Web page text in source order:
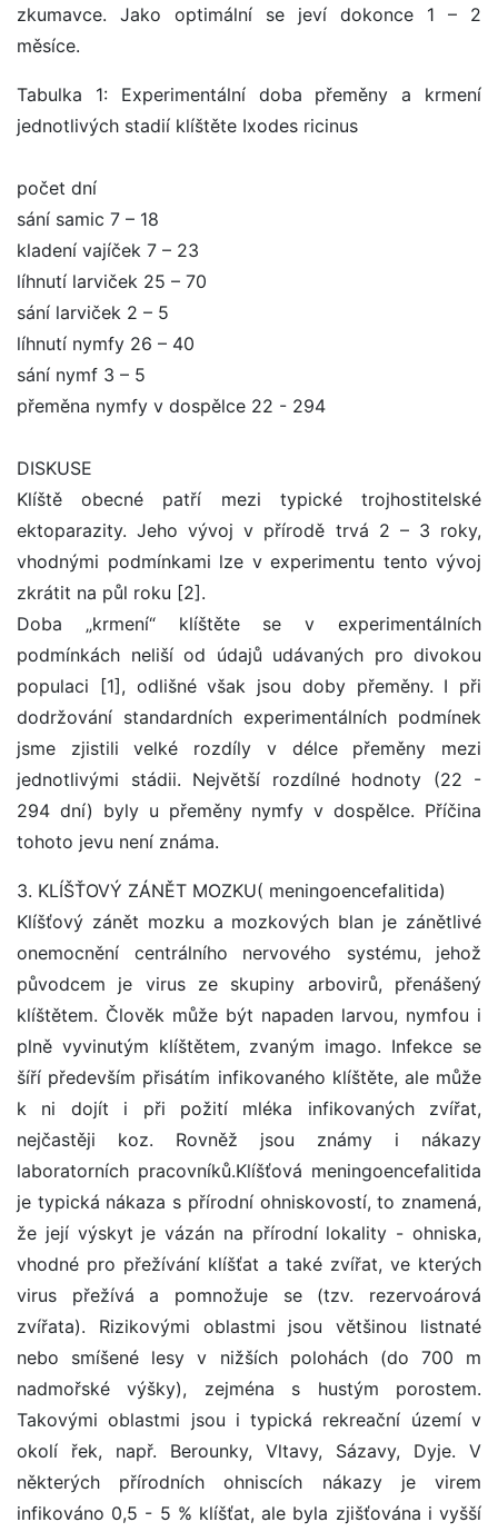
zkumavce. Jako optimální se jeví dokonce 1 – 2
měsíce.
Tabulka 1: Experimentální doba přeměny a krmení
jednotlivých stadií klíštěte Ixodes ricinus
počet dní
sání samic 7 – 18
kladení vajíček 7 – 23
líhnutí larviček 25 – 70
sání larviček 2 – 5
líhnutí nymfy 26 – 40
sání nymf 3 – 5
přeměna nymfy v dospělce 22 - 294
DISKUSE
Klíště obecné patří mezi typické trojhostitelské
ektoparazity. Jeho vývoj v přírodě trvá 2 – 3 roky,
vhodnými podmínkami lze v experimentu tento vývoj
zkrátit na půl roku [2].
Doba „krmení“ klíštěte se v experimentálních
podmínkách neliší od údajů udávaných pro divokou
populaci [1], odlišné však jsou doby přeměny. I při
dodržování standardních experimentálních podmínek
jsme zjistili velké rozdíly v délce přeměny mezi
jednotlivými stádii. Největší rozdílné hodnoty (22 -
294 dní) byly u přeměny nymfy v dospělce. Příčina
tohoto jevu není známa.
3. KLÍŠŤOVÝ ZÁNĚT MOZKU( meningoencefalitida)
Klíšťový zánět mozku a mozkových blan je zánětlivé
onemocnění centrálního nervového systému, jehož
původcem je virus ze skupiny arbovirů, přenášený
klíštětem. Člověk může být napaden larvou, nymfou i
plně vyvinutým klíštětem, zvaným imago. Infekce se
šíří především přisátím infikovaného klíštěte, ale může
k ni dojít i při požití mléka infikovaných zvířat,
nejčastěji koz. Rovněž jsou známy i nákazy
laboratorních pracovníků.Klíšťová meningoencefalitida
je typická nákaza s přírodní ohniskovostí, to znamená,
že její výskyt je vázán na přírodní lokality - ohniska,
vhodné pro přežívání klíšťat a také zvířat, ve kterých
virus přežívá a pomnožuje se (tzv. rezervoárová
zvířata). Rizikovými oblastmi jsou většinou listnaté
nebo smíšené lesy v nižších polohách (do 700 m
nadmořské výšky), zejména s hustým porostem.
Takovými oblastmi jsou i typická rekreační území v
okolí řek, např. Berounky, Vltavy, Sázavy, Dyje. V
některých přírodních ohniscích nákazy je virem
infikováno 0,5 - 5 % klíšťat, ale byla zjišťována i vyšší